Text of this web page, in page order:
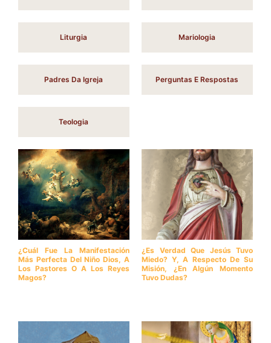
Liturgia Mariologia
Padres Da Igreja Perguntas E Respostas
Teologia
¿Cuál Fue La Manifestación
Más Perfecta Del Niño Dios, A
Los Pastores O A Los Reyes
Magos?
¿Es Verdad Que Jesús Tuvo
Miedo? Y, A Respecto De Su
Misión, ¿en Algún Momento
Tuvo Dudas?